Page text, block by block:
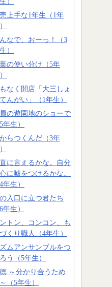
上手な1年生（1年
なで、おーっ！（3
）
の使い分け（5年
なく開店「大三しょ
んがい」（1年生）
の遊園地のショーで
5年生）
らつくんだ（3年
に言えるかな。自分
に嘘をつけるかな。
4年生）
入口に立つ君たち
6年生）
ントン、コンコン、も
くり職人（4年生）
ムアンサンブルをつ
う（5年生）
～分かり合うため
（5年生）